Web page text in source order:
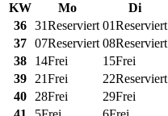
KW
Mo Di
36 31Reserviert 01Reserviert
37 07Reserviert 08Reserviert
38
14Frei 15Frei
39
21Frei 22Reserviert
40
28Frei 29Frei